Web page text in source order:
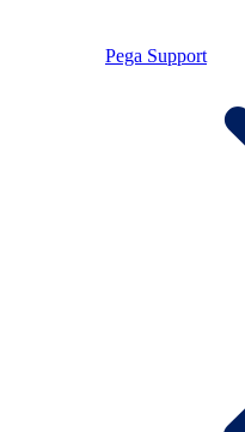
Pega Support